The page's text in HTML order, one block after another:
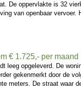
De oppervlakte is 32
van openbaar vervoer.
€ 1.725,- per maand
leeg opgeleverd. De
gekenmerkt door de
meters. De straat waar